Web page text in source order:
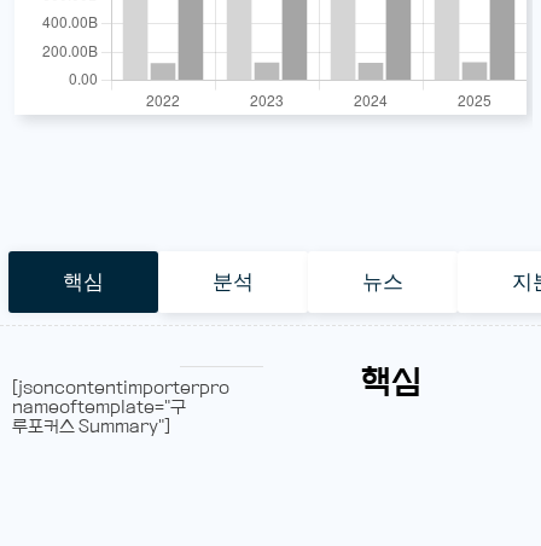
핵심 분석 뉴스 지
핵심
[jsoncontentimporterpro
nameoftemplate="구
루포커스 Summary"]